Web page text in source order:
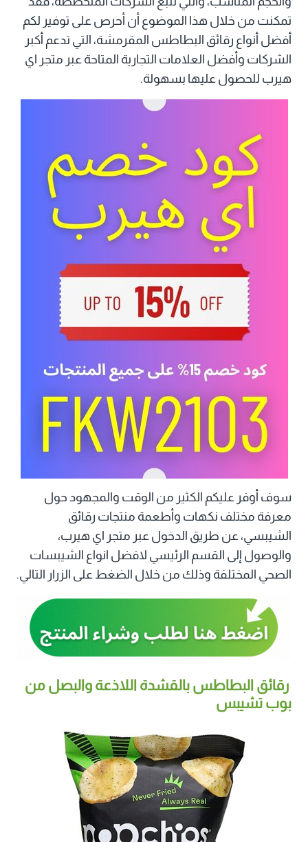
تمكنت من خلال هذا الموضوع أن أحرص على توفير لكم
أفضل أنواع رقائق البطاطس المقرمشة، التي تدعم أكبر
الشركات وأفضل العلامات التجارية المتاحة عبر متجر اي
هيرب للحصول عليها بسهولة.
سوف أوفر عليكم الكثير من الوقت والمجهود حول
معرفة مختلف نكهات وأطعمة منتجات رقائق
الشيبسي، عن طريق الدخول عبر متجر اي هيرب،
والوصول إلى القسم الرئيسي لافضل انواع الشيبسات
الصحي المختلفة وذلك من خلال الضغط على الزرار التالي.
رقائق البطاطس بالقشدة اللاذعة والبصل من
بوب تشيبس